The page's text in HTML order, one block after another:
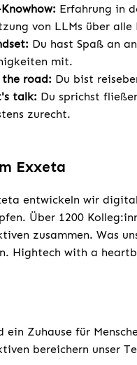
Erfahrung in
von LLMs über alle
Du hast Spaß an
mit.
the road: Du bist
talk: Du sprichst
zurecht.
Exxeta
entwickeln wir
Über 1200
zusammen. Was
Hightech with a
ein Zuhause für
bereichern unser